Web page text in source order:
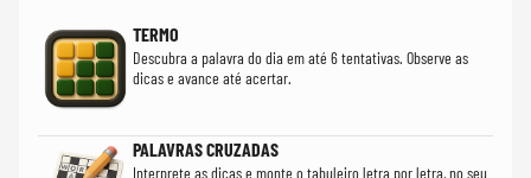
TERMO
Descubra a palavra do dia em até 6 tentativas. Observe as
dicas e avance até acertar.
PALAVRAS CRUZADAS
Interprete as dicas e monte o tabuleiro letra por letra, no seu